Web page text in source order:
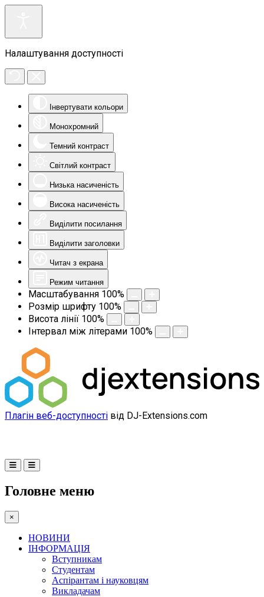
Налаштування доступності
Інвертувати кольори
Монохромний
Темний контраст
Світлий контраст
Низька насиченість
Висока насиченість
Виділити посилання
Виділити заголовки
Читач з екрана
Режим читання
Масштабування 100%
Розмір шрифту 100%
Висота лінії 100%
Інтервал між літерами 100%
Плагін веб-доступності від DJ-Extensions.com
Головне меню
×
НОВИНИ
ІНФОРМАЦІЯ
Вступникам
Студентам
Аспірантам і науковцям
Викладачам